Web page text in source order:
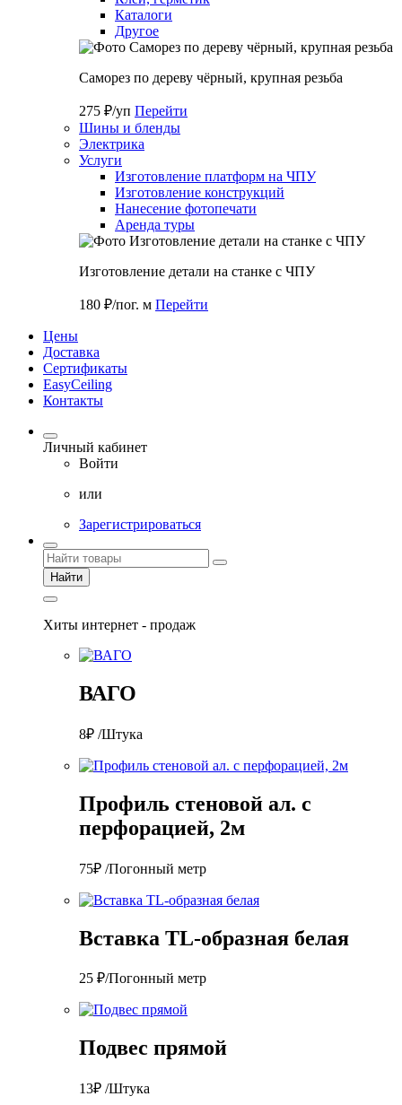
Каталоги
Другое
Саморез по дереву чёрный, крупная резьба
275 ₽/уп Перейти
Шины и бленды
Электрика
Услуги
Изготовление платформ на ЧПУ
Изготовление конструкций
Нанесение фотопечати
Аренда туры
Изготовление детали на станке с ЧПУ
180 ₽/пог. м Перейти
Цены
Доставка
Cертификаты
EasyCeiling
Контакты
Личный кабинет
Войти
или
Зарегистрироваться
Найти
Хиты интернет - продаж
ВАГО
8₽ /Штука
Профиль стеновой ал. с
перфорацией, 2м
75₽ /Погонный метр
Вставка TL-образная белая
25 ₽/Погонный метр
Подвес прямой
13₽ /Штука